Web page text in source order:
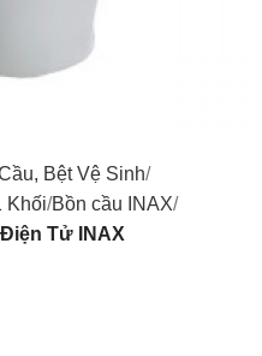
Bệt Vệ Sinh
Khối Bồn cầu INAX
Tử INAX